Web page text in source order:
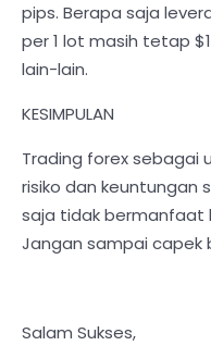
pips. Berapa saja
per 1 lot masih tetap $1
lain-lain.
KESIMPULAN
Trading forex sebagai
risiko dan keuntungan
saja tidak bermanfaat
Jangan sampai capek
Salam Sukses,